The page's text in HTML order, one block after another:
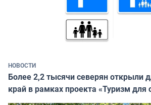
НОВОСТИ
Более 2,2 тысячи северян открыли
край в рамках проекта «Туризм для